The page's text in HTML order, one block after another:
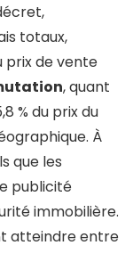
totaux,
prix de vente
, quant
% du prix du
À
que les
publicité
immobilière.
atteindre entre